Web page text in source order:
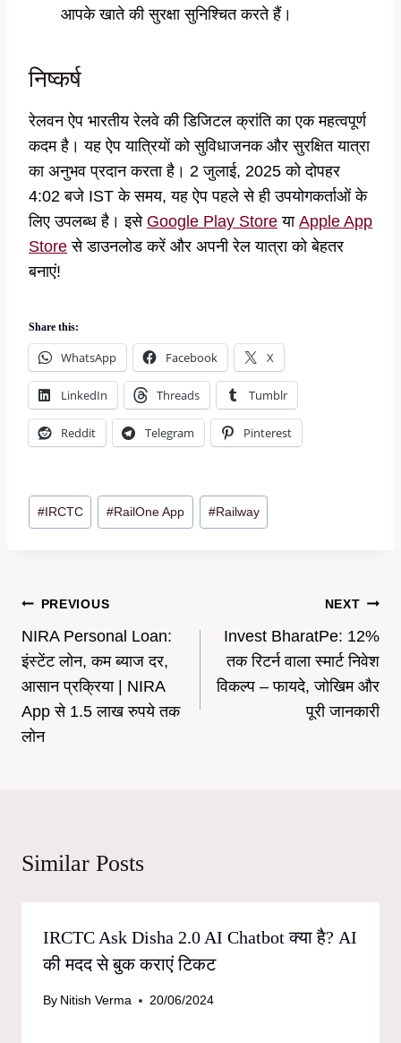
आपके खाते की सुरक्षा सुनिश्चित करते हैं।
निष्कर्ष
रेलवन ऐप भारतीय रेलवे की डिजिटल क्रांति का एक महत्वपूर्ण
कदम है। यह ऐप यात्रियों को सुविधाजनक और सुरक्षित यात्रा
का अनुभव प्रदान करता है। 2 जुलाई, 2025 को दोपहर
4:02 बजे IST के समय, यह ऐप पहले से ही उपयोगकर्ताओं के
लिए उपलब्ध है। इसे Google Play Store या Apple App
Store से डाउनलोड करें और अपनी रेल यात्रा को बेहतर
बनाएं!
Share this:
WhatsApp Facebook X
LinkedIn Threads Tumblr
Reddit Telegram Pinterest
Post
Tags:
#IRCTC #RailOne App #Railway
Post
navigation
PREVIOUS
NIRA Personal Loan:
इंस्टेंट लोन, कम ब्याज दर,
आसान प्रक्रिया | NIRA
App से 1.5 लाख रुपये तक
लोन
NEXT
Invest BharatPe: 12%
तक रिटर्न वाला स्मार्ट निवेश
विकल्प – फायदे, जोखिम और
पूरी जानकारी
Similar Posts
IRCTC Ask Disha 2.0 AI Chatbot क्या है? AI
की मदद से बुक कराएं टिकट
By Nitish Verma 20/06/2024